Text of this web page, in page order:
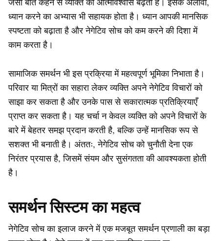
ध्यान करने का अभ्यास भी सहायक होता है। ध्यान आपकी मानसिक
स्पष्टता को बढ़ाता है और नेगेटिव सोच को कम करने की दिशा में
काम करता है।
सामाजिक समर्थन भी इस प्रक्रिया में महत्वपूर्ण भूमिका निभाता है।
परिवार या मित्रों का सहारा लेकर व्यक्ति अपने नेगेटिव विचारों को
साझा कर सकता है और उनके पास से सकारात्मक प्रतिक्रियाएँ
प्राप्त कर सकता है। यह चर्चा न केवल व्यक्ति को अपने विचारों के
बारे में बेहतर समझ प्रदान करती है, बल्कि उन्हें मानसिक रूप से
सशक्त भी बनाती है। अंततः, नेगेटिव सोच को चुनौती देना एक
निरंतर प्रयास है, जिसमें संयम और सुसंगतता की आवश्यकता होती
है।
समर्थन सिस्टम का महत्व
नेगेटिव सोच का इलाज करने में एक मजबूत समर्थन प्रणाली का बड़ा